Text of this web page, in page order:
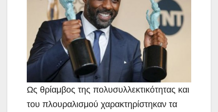
Ως θρίαμβος της πολυσυλλεκτικότητας και
του πλουραλισμού χαρακτηρίστηκαν τα